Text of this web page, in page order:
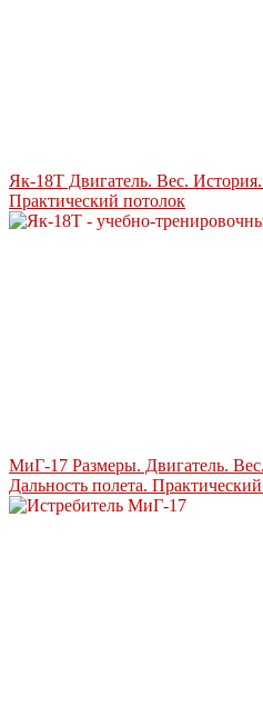
Як-18Т Двигатель. Вес. История.
Практический потолок
МиГ-17 Размеры. Двигатель.
Дальность полета.